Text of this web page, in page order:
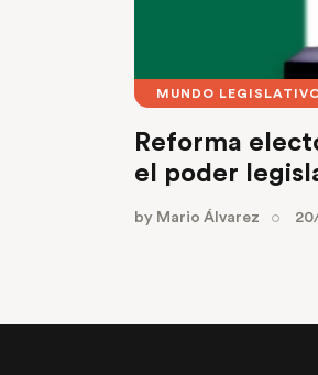
MUNDO
Reforma
el poder
by Mario Álvarez